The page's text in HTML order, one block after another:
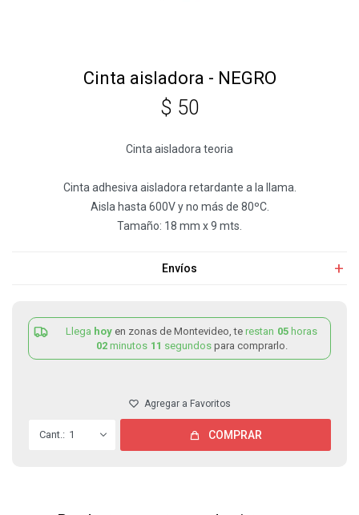
Cinta aisladora - NEGRO
$ 50
Cinta aisladora teoria
Cinta adhesiva aisladora retardante a la llama.
Aisla hasta 600V y no más de 80ºC.
Tamaño: 18 mm x 9 mts.
Envíos
Llega hoy en zonas de Montevideo, te restan 05 horas
02 minutos 11 segundos para comprarlo.
1 COMPRAR